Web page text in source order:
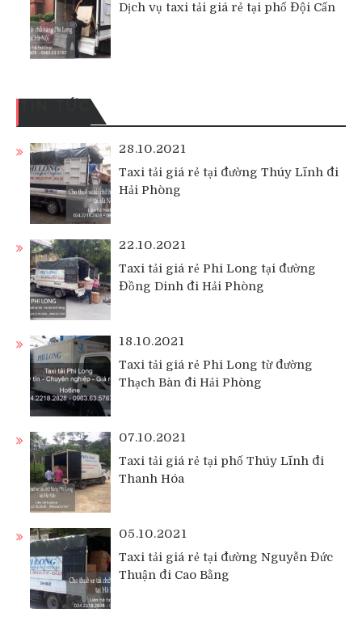
Dịch vụ taxi tải giá rẻ tại phố Đội Cấn
TIN TỨC
28.10.2021
Taxi tải giá rẻ tại đường Thúy Lĩnh đi
Hải Phòng
22.10.2021
Taxi tải giá rẻ Phi Long tại đường
Đồng Dinh đi Hải Phòng
18.10.2021
Taxi tải giá rẻ Phi Long từ đường
Thạch Bàn đi Hải Phòng
07.10.2021
Taxi tải giá rẻ tại phố Thúy Lĩnh đi
Thanh Hóa
05.10.2021
Taxi tải giá rẻ tại đường Nguyễn Đức
Thuận đi Cao Bằng